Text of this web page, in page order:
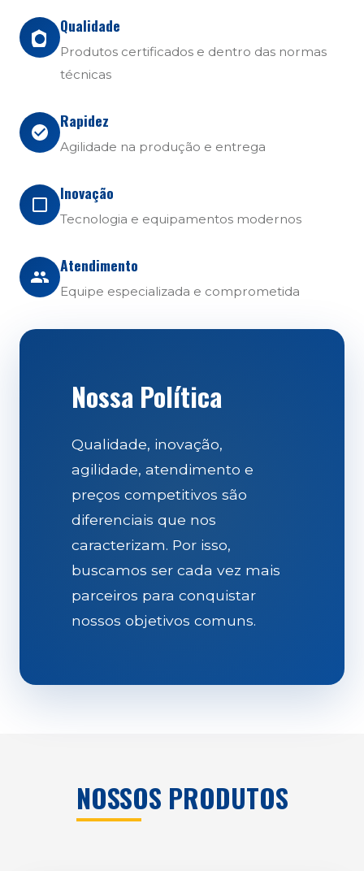
Qualidade
Produtos certificados e dentro das normas
técnicas
Rapidez
Agilidade na produção e entrega
Inovação
Tecnologia e equipamentos modernos
Atendimento
Equipe especializada e comprometida
Nossa Política
Qualidade, inovação,
agilidade, atendimento e
preços competitivos são
diferenciais que nos
caracterizam. Por isso,
buscamos ser cada vez mais
parceiros para conquistar
nossos objetivos comuns.
NOSSOS PRODUTOS